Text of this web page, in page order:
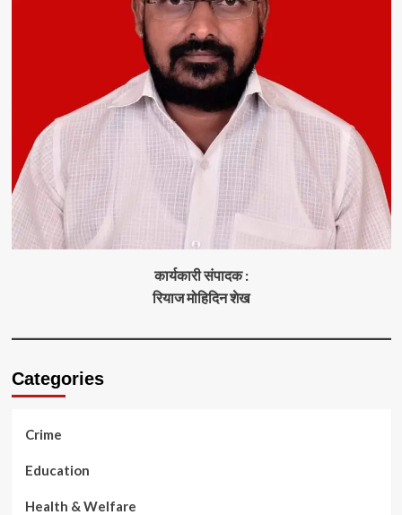
कार्यकारी संपादक :
रियाज मोहिदिन शेख
Categories
Crime
Education
Health & Welfare